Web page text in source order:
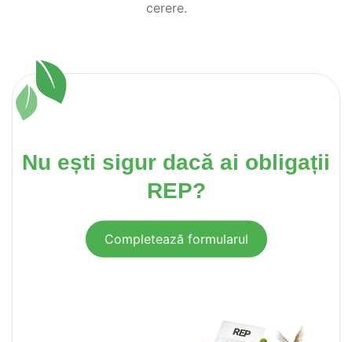
cerere.
Nu ești sigur dacă ai obligații
REP?
Completează formularul